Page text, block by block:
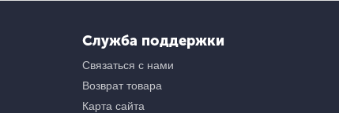
Служба поддержки
Связаться с нами
Возврат товара
Карта сайта